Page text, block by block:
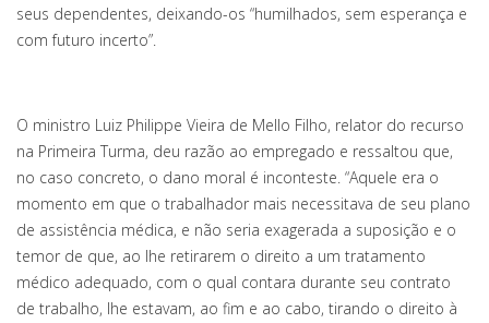
seus dependentes, deixando-os “humilhados, sem esperança e
com futuro incerto”.
O ministro Luiz Philippe Vieira de Mello Filho, relator do recurso
na Primeira Turma, deu razão ao empregado e ressaltou que,
no caso concreto, o dano moral é inconteste. “Aquele era o
momento em que o trabalhador mais necessitava de seu plano
de assistência médica, e não seria exagerada a suposição e o
temor de que, ao lhe retirarem o direito a um tratamento
médico adequado, com o qual contara durante seu contrato
de trabalho, lhe estavam, ao fim e ao cabo, tirando o direito à